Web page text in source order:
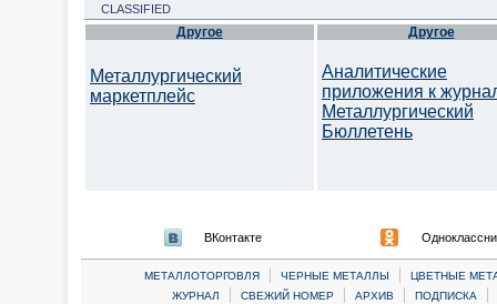
CLASSIFIED
Другое
Металлургический
маркетплейс
Другое
Аналитические
приложения к
Металлургический
Бюллетень
ВКонтакте
МЕТАЛЛОТОРГОВЛЯ | ЧЕРНЫЕ МЕТАЛЛЫ |
ЦВЕТНЫЕ
ЖУРНАЛ
| СВЕЖИЙ НОМЕР | АРХИВ | ПОДПИСКА |